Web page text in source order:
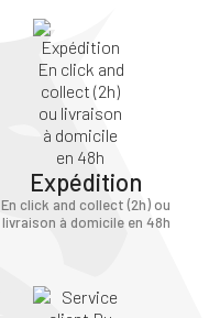
Expédition
En click and collect (2h) ou
livraison à domicile en 48h